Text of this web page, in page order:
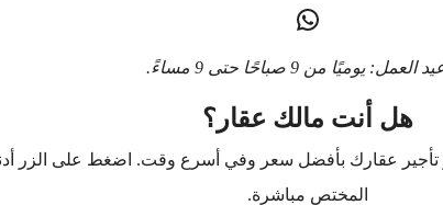
العمل: يوميًا من 9 صباحًا حتى 9 مساءً.
هل أنت مالك عقار؟
تأجير عقارك بأفضل سعر وفي أسرع وقت. اضغط على الزر
المختص مباشرة.